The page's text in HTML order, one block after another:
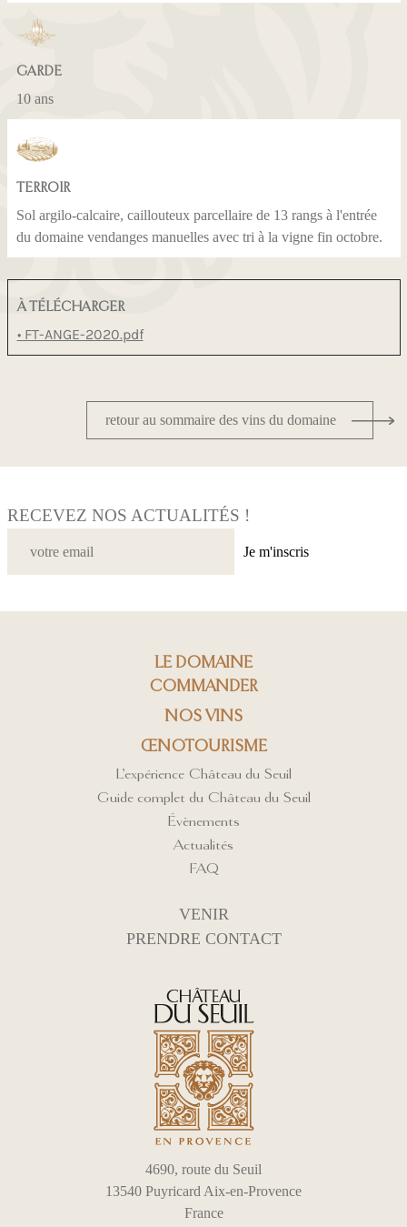
GARDE
10 ans
TERROIR
Sol argilo-calcaire, caillouteux parcellaire de 13 rangs à l'entrée
du domaine vendanges manuelles avec tri à la vigne fin octobre.
À TÉLÉCHARGER
• FT-ANGE-2020.pdf
retour au sommaire des vins du domaine
RECEVEZ NOS ACTUALITÉS !
Je m'inscris
LE DOMAINE
COMMANDER
NOS VINS
ŒNOTOURISME
L’expérience Château du Seuil
Guide complet du Château du Seuil
Évènements
Actualités
FAQ
VENIR
PRENDRE CONTACT
4690, route du Seuil
13540 Puyricard Aix-en-Provence
France